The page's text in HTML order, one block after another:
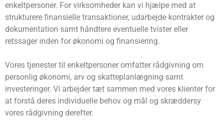
enkeltpersoner. For virksomheder kan vi hjælpe med at
strukturere finansielle transaktioner, udarbejde kontrakter og
dokumentation samt håndtere eventuelle tvister eller
retssager inden for økonomi og finansiering.
Vores tjenester til enkeltpersoner omfatter rådgivning om
personlig økonomi, arv og skatteplanlægning samt
investeringer. Vi arbejder tæt sammen med vores klienter for
at forstå deres individuelle behov og mål og skræddersy
vores rådgivning derefter.